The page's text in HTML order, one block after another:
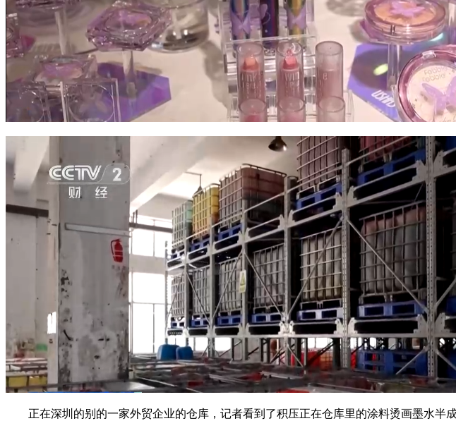
正在深圳的别的一家外贸企业的仓库，记者看到了积压正在仓库里的涂料烫画墨水半